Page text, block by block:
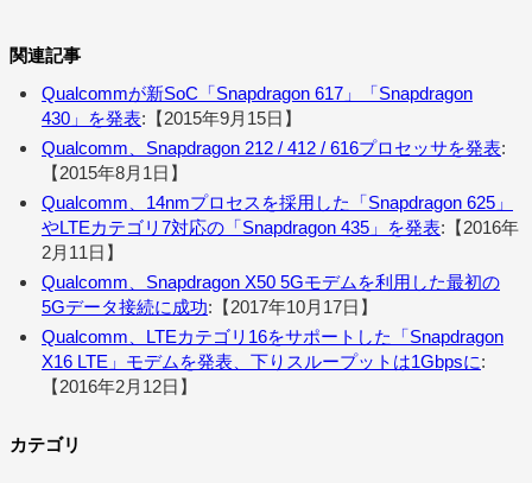
関連記事
Qualcommが新SoC「Snapdragon 617」「Snapdragon
430」を発表:【2015年9月15日】
Qualcomm、Snapdragon 212 / 412 / 616プロセッサを発表:
【2015年8月1日】
Qualcomm、14nmプロセスを採用した「Snapdragon 625」
やLTEカテゴリ7対応の「Snapdragon 435」を発表:【2016年
2月11日】
Qualcomm、Snapdragon X50 5Gモデムを利用した最初の
5Gデータ接続に成功:【2017年10月17日】
Qualcomm、LTEカテゴリ16をサポートした「Snapdragon
X16 LTE」モデムを発表、下りスループットは1Gbpsに:
【2016年2月12日】
カテゴリ